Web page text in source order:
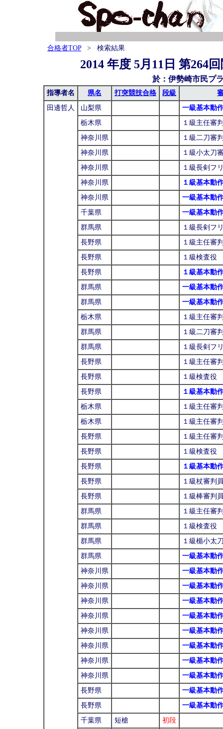
合格者TOP> 検索結果
2014 年度 5月11日 第264
於：伊勢崎市民
指導者名 県名 打突競技合格 段級
田邊哲人
山梨県
一級基本動
栃木県
１級主任審
神奈川県
１級二刀審
神奈川県
１級小太刀
神奈川県
１級長剣フ
神奈川県
１級基本動
神奈川県
一級基本動
千葉県
一級基本動
群馬県
１級長剣フ
長野県
１級主任審
長野県
１級検査役
長野県
１級基本動
群馬県
一級基本動
群馬県
一級基本動
栃木県
１級主任審
群馬県
１級二刀審
群馬県
１級長剣フ
長野県
１級主任審
長野県
１級検査役
長野県
１級基本動
栃木県
１級主任審
栃木県
１級主任審
長野県
１級主任審
長野県
１級検査役
長野県
１級基本動
長野県
１級杖審判
長野県
１級棒審判
群馬県
１級主任審
群馬県
１級検査役
群馬県
１級楯小太
群馬県
一級基本動
神奈川県
一級基本動
神奈川県
一級基本動
神奈川県
一級基本動
神奈川県
一級基本動
神奈川県
一級基本動
神奈川県
一級基本動
神奈川県
一級基本動
神奈川県
一級基本動
長野県
一級基本動
長野県
一級基本動
千葉県
短槍
初段